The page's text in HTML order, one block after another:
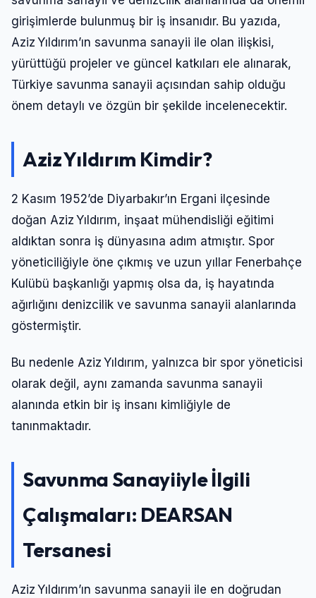
girişimlerde bulunmuş bir iş insanıdır. Bu yazıda,
Aziz Yıldırım’ın savunma sanayii ile olan ilişkisi,
yürüttüğü projeler ve güncel katkıları ele alınarak,
Türkiye savunma sanayii açısından sahip olduğu
önem detaylı ve özgün bir şekilde incelenecektir.
Aziz Yıldırım Kimdir?
2 Kasım 1952’de Diyarbakır’ın Ergani ilçesinde
doğan Aziz Yıldırım, inşaat mühendisliği eğitimi
aldıktan sonra iş dünyasına adım atmıştır. Spor
yöneticiliğiyle öne çıkmış ve uzun yıllar Fenerbahçe
Kulübü başkanlığı yapmış olsa da, iş hayatında
ağırlığını denizcilik ve savunma sanayii alanlarında
göstermiştir.
Bu nedenle Aziz Yıldırım, yalnızca bir spor yöneticisi
olarak değil, aynı zamanda savunma sanayii
alanında etkin bir iş insanı kimliğiyle de
tanınmaktadır.
Savunma Sanayiiyle İlgili
Çalışmaları: DEARSAN
Tersanesi
Aziz Yıldırım’ın savunma sanayii ile en doğrudan